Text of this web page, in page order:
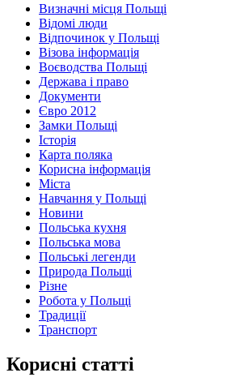
Визначні місця Польщі
Відомі люди
Відпочинок у Польщі
Візова інформація
Воєводства Польщі
Держава і право
Документи
Євро 2012
Замки Польщі
Історія
Карта поляка
Корисна інформація
Міста
Навчання у Польщі
Новини
Польська кухня
Польська мова
Польські легенди
Природа Польщі
Різне
Робота у Польщі
Традиції
Транспорт
Корисні статті